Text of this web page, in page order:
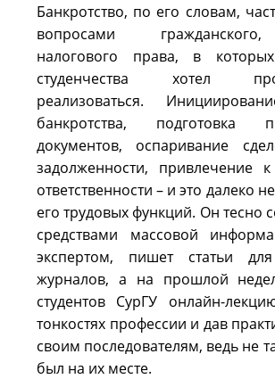
Банкротство, по его словам,
вопросами
налогового права, в
студенчества хотел
реализоваться.
банкротства, подготовка
документов, оспаривание
задолженности, привлечение
ответственности – и это далеко
его трудовых функций. Он тесно
средствами массовой
экспертом, пишет статьи
журналов, а на прошлой
студентов СурГУ онлайн-
тонкостях профессии и дав
своим последователям, ведь не
был на их месте.